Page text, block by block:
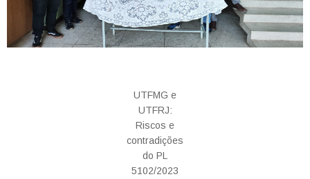
UTFMG e
UTFRJ:
Riscos e
contradições
do PL
5102/2023